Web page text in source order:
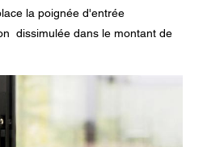
la poignée d'entrée
dissimulée dans le montant de